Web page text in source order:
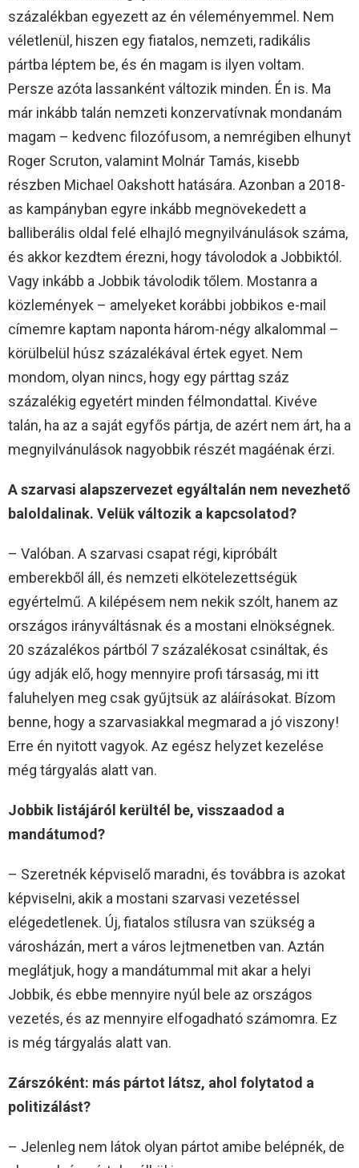
százalékban egyezett az én véleményemmel. Nem
véletlenül, hiszen egy fiatalos, nemzeti, radikális
pártba léptem be, és én magam is ilyen voltam.
Persze azóta lassanként változik minden. Én is. Ma
már inkább talán nemzeti konzervatívnak mondanám
magam – kedvenc filozófusom, a nemrégiben elhunyt
Roger Scruton, valamint Molnár Tamás, kisebb
részben Michael Oakshott hatására. Azonban a 2018-
as kampányban egyre inkább megnövekedett a
balliberális oldal felé elhajló megnyilvánulások száma,
és akkor kezdtem érezni, hogy távolodok a Jobbiktól.
Vagy inkább a Jobbik távolodik tőlem. Mostanra a
közlemények – amelyeket korábbi jobbikos e-mail
címemre kaptam naponta három-négy alkalommal –
körülbelül húsz százalékával értek egyet. Nem
mondom, olyan nincs, hogy egy párttag száz
százalékig egyetért minden félmondattal. Kivéve
talán, ha az a saját egyfős pártja, de azért nem árt, ha a
megnyilvánulások nagyobbik részét magáénak érzi.
A szarvasi alapszervezet egyáltalán nem nevezhető
baloldalinak. Velük változik a kapcsolatod?
– Valóban. A szarvasi csapat régi, kipróbált
emberekből áll, és nemzeti elkötelezettségük
egyértelmű. A kilépésem nem nekik szólt, hanem az
országos irányváltásnak és a mostani elnökségnek.
20 százalékos pártból 7 százalékosat csináltak, és
úgy adják elő, hogy mennyire profi társaság, mi itt
faluhelyen meg csak gyűjtsük az aláírásokat. Bízom
benne, hogy a szarvasiakkal megmarad a jó viszony!
Erre én nyitott vagyok. Az egész helyzet kezelése
még tárgyalás alatt van.
Jobbik listájáról kerültél be, visszaadod a
mandátumod?
– Szeretnék képviselő maradni, és továbbra is azokat
képviselni, akik a mostani szarvasi vezetéssel
elégedetlenek. Új, fiatalos stílusra van szükség a
városházán, mert a város lejtmenetben van. Aztán
meglátjuk, hogy a mandátummal mit akar a helyi
Jobbik, és ebbe mennyire nyúl bele az országos
vezetés, és az mennyire elfogadható számomra. Ez
is még tárgyalás alatt van.
Zárszóként: más pártot látsz, ahol folytatod a
politizálást?
– Jelenleg nem látok olyan pártot amibe belépnék, de